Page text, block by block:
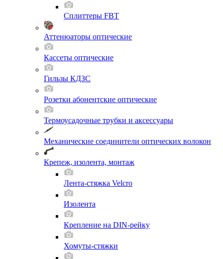
Сплиттеры FBT
Аттенюаторы оптические
Кассеты оптические
Гильзы КДЗС
Розетки абонентские оптические
Термоусадочные трубки и аксессуары
Механические соединители оптических волокон
Крепеж, изолента, монтаж
Лента-стяжка Velcro
Изолента
Крепление на DIN-рейку
Хомуты-стяжки